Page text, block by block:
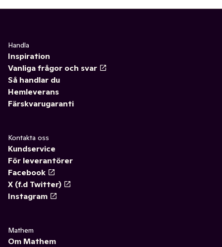
Handla
Inspiration
Vanliga frågor och svar
Så handlar du
Hemleverans
Färskvarugaranti
Kontakta oss
Kundservice
För leverantörer
Facebook
X (f.d Twitter)
Instagram
Mathem
Om Mathem